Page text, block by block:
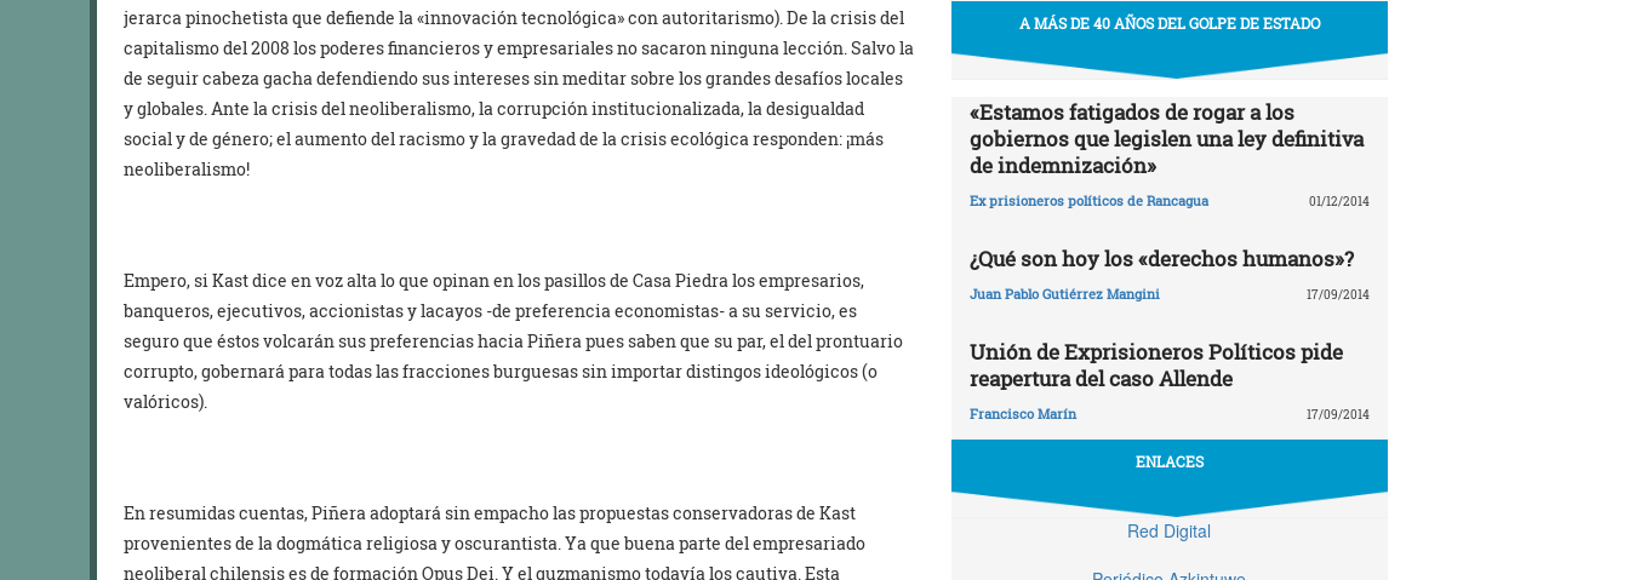
jerarca pinochetista que defiende la «innovación tecnológica» con autoritarismo). De la crisis del
capitalismo del 2008 los poderes financieros y empresariales no sacaron ninguna lección. Salvo la
de seguir cabeza gacha defendiendo sus intereses sin meditar sobre los grandes desafíos locales
y globales. Ante la crisis del neoliberalismo, la corrupción institucionalizada, la desigualdad
social y de género; el aumento del racismo y la gravedad de la crisis ecológica responden: ¡más
neoliberalismo!
Empero, si Kast dice en voz alta lo que opinan en los pasillos de Casa Piedra los empresarios,
banqueros, ejecutivos, accionistas y lacayos -de preferencia economistas- a su servicio, es
seguro que éstos volcarán sus preferencias hacia Piñera pues saben que su par, el del prontuario
corrupto, gobernará para todas las fracciones burguesas sin importar distingos ideológicos (o
valóricos).
En resumidas cuentas, Piñera adoptará sin empacho las propuestas conservadoras de Kast
provenientes de la dogmática religiosa y oscurantista. Ya que buena parte del empresariado
neoliberal chilensis es de formación Opus Dei. Y el guzmanismo todavía los cautiva. Esta
A MÁS DE 40 AÑOS DEL GOLPE DE ESTADO
«Estamos fatigados de rogar a los
gobiernos que legislen una ley definitiva
de indemnización»
Ex prisioneros políticos de Rancagua 01/12/2014
¿Qué son hoy los «derechos humanos»?
Juan Pablo Gutiérrez Mangini 17/09/2014
Unión de Exprisioneros Políticos pide
reapertura del caso Allende
Francisco Marín 17/09/2014
ENLACES
Red Digital